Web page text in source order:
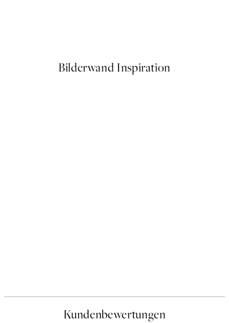
Bilderwand Inspiration
Kundenbewertungen